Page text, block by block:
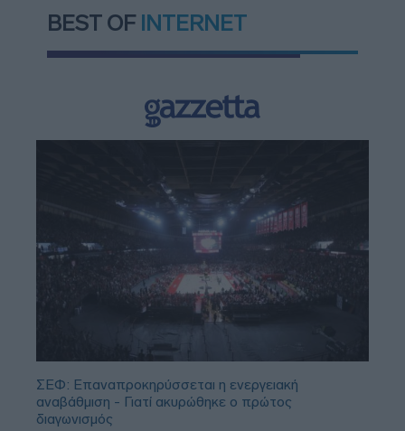
BEST OF INTERNET
ΣΕΦ: Επαναπροκηρύσσεται η ενεργειακή
αναβάθμιση - Γιατί ακυρώθηκε ο πρώτος
διαγωνισμός